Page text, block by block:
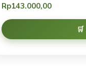
Rp143.000,00